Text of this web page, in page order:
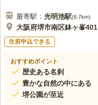
最寄駅： 光明池駅(6.7km)
大阪府堺市南区鉢ヶ峯401
生前申込できる
おすすめポイント
歴史ある名刹
豊かな自然の中にある
堺公園が至近